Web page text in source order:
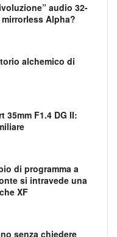
audio 32-
Alpha?
alchemico di
35mm F1.4 DG II:
di programma a
si intravede una
XF
senza chiedere